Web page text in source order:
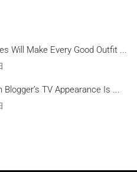
Will Make Every Good Outfit ...
Blogger’s TV Appearance Is ...